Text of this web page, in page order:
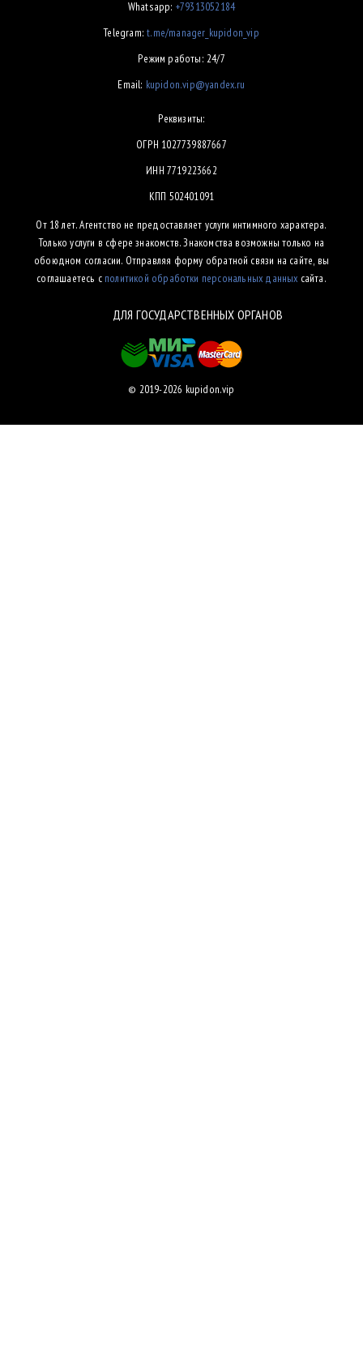
Whatsapp: +79313052184
Telegram:t.me/manager_kupidon_vip
Режим работы: 24/7
Email: kupidon.vip@yandex.ru
Реквизиты:
ОГРН 1027739887667
ИНН 7719223662
КПП 502401091
От 18 лет. Агентство не предоставляет услуги интимного характера.
Только услуги в сфере знакомств. Знакомства возможны только на
обоюдном согласии. Отправляя форму обратной связи на сайте, вы
соглашаетесь с политикой обработки персональных данных сайта.
ДЛЯ ГОСУДАРСТВЕННЫХ ОРГАНОВ
© 2019-2026 kupidon.vip